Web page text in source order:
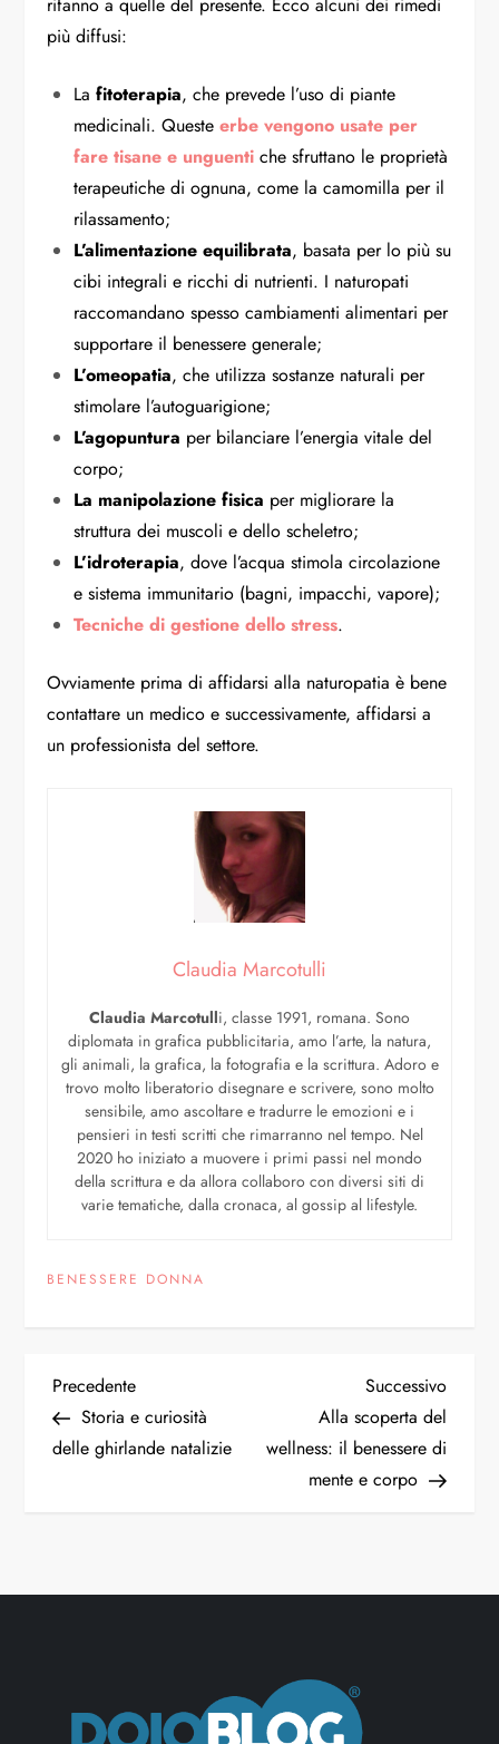
più diffusi:
Lafitoterapia, che prevede l’uso di piante
medicinali. Questeerbe vengono usate per
fare tisane e unguentiche sfruttano le proprietà
terapeutiche di ognuna, come la camomilla per il
rilassamento;
L’alimentazione equilibrata, basata per lo più su
cibi integrali e ricchi di nutrienti. I naturopati
raccomandano spesso cambiamenti alimentari per
supportare il benessere generale;
L’omeopatia, che utilizza sostanze naturali per
stimolare l’autoguarigione;
L’agopuntura per bilanciare l’energia vitale del
corpo;
La manipolazione fisica per migliorare la
struttura dei muscoli e dello scheletro;
L’idroterapia, dove l’acqua stimola circolazione
e sistema immunitario (bagni, impacchi, vapore);
Tecniche di gestione dello stress.
Ovviamente prima di affidarsi alla naturopatia è bene
contattare un medico e successivamente, affidarsi a
un professionista del settore.
Claudia Marcotulli
Claudia Marcotulli, classe 1991, romana. Sono
diplomata in grafica pubblicitaria, amo l’arte, la natura,
gli animali, la grafica, la fotografia e la scrittura. Adoro e
trovo molto liberatorio disegnare e scrivere, sono molto
sensibile, amo ascoltare e tradurre le emozioni e i
pensieri in testi scritti che rimarranno nel tempo. Nel
2020 ho iniziato a muovere i primi passi nel mondo
della scrittura e da allora collaboro con diversi siti di
varie tematiche, dalla cronaca, al gossip al lifestyle.
BENESSERE DONNA
Precedente
Storia e curiosità
delle ghirlande natalizie
Successivo
Alla scoperta del
wellness: il benessere di
mente e corpo